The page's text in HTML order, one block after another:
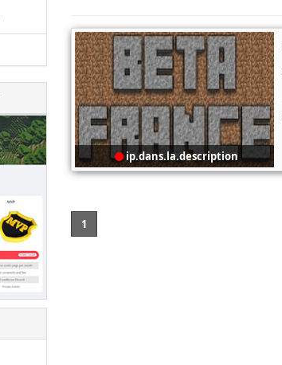
ip.dans.la.description
1